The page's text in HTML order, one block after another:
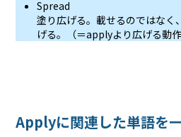
Spread
塗り広げる。載せるのではなく
げる。（＝applyより広げる動作
Applyに関連した単語を